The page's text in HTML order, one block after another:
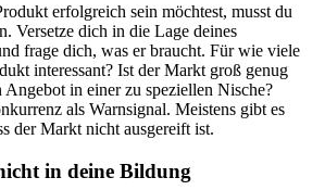
erfolgreich sein möchtest, musst du
Versetze dich in die Lage deines
frage dich, was er braucht. Für wie viele
interessant? Ist der Markt groß genug
in einer zu speziellen Nische?
als Warnsignal. Meistens gibt es
der Markt nicht ausgereift ist.
in deine Bildung